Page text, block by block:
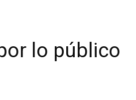
lo público